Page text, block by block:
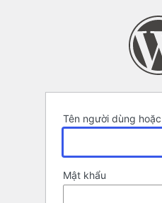
Tên người dùng
Mật khẩu